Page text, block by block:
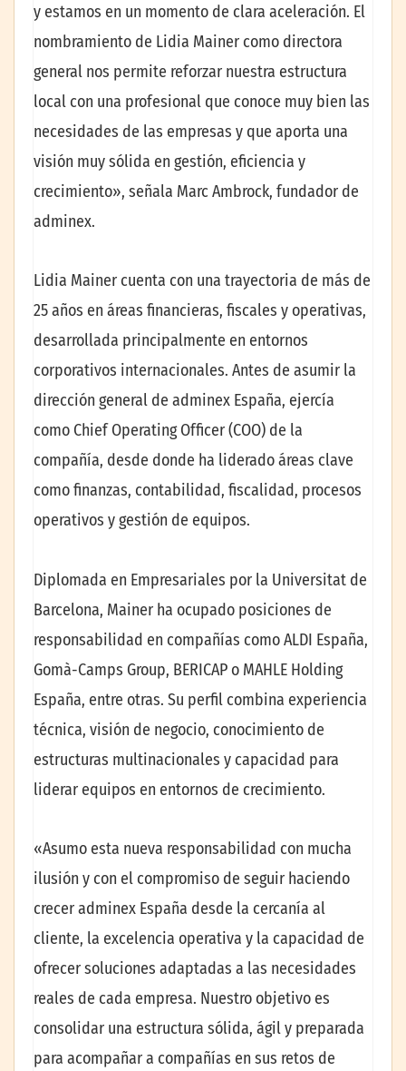
y estamos en un momento de clara aceleración. El
nombramiento de Lidia Mainer como directora
general nos permite reforzar nuestra estructura
local con una profesional que conoce muy bien las
necesidades de las empresas y que aporta una
visión muy sólida en gestión, eficiencia y
crecimiento», señala Marc Ambrock, fundador de
adminex.
Lidia Mainer cuenta con una trayectoria de más de
25 años en áreas financieras, fiscales y operativas,
desarrollada principalmente en entornos
corporativos internacionales. Antes de asumir la
dirección general de adminex España, ejercía
como Chief Operating Officer (COO) de la
compañía, desde donde ha liderado áreas clave
como finanzas, contabilidad, fiscalidad, procesos
operativos y gestión de equipos.
Diplomada en Empresariales por la Universitat de
Barcelona, Mainer ha ocupado posiciones de
responsabilidad en compañías como ALDI España,
Gomà-Camps Group, BERICAP o MAHLE Holding
España, entre otras. Su perfil combina experiencia
técnica, visión de negocio, conocimiento de
estructuras multinacionales y capacidad para
liderar equipos en entornos de crecimiento.
«Asumo esta nueva responsabilidad con mucha
ilusión y con el compromiso de seguir haciendo
crecer adminex España desde la cercanía al
cliente, la excelencia operativa y la capacidad de
ofrecer soluciones adaptadas a las necesidades
reales de cada empresa. Nuestro objetivo es
consolidar una estructura sólida, ágil y preparada
para acompañar a compañías en sus retos de